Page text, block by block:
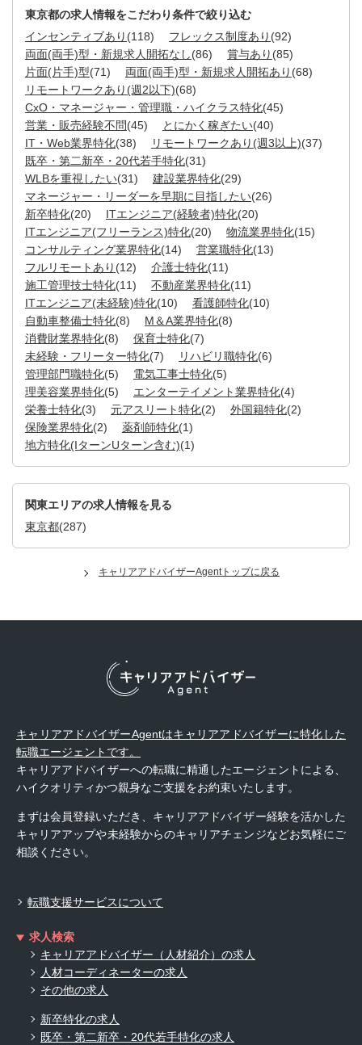
東京都の求人情報をこだわり条件で絞り込む
インセンティブあり (118) フレックス制度あり (92)
両面(両手)型・新規求人開拓なし(86) 賞与あり (85)
片面(片手)型(71) 両面(両手)型・新規求人開拓あり (68)
リモートワークあり(週2以下)(68)
CxO・マネージャー・管理職・ハイクラス特化(45)
営業・販売経験不問(45) とにかく稼ぎたい(40)
IT・Web業界特化(38) リモートワークあり(週3以上)(37)
既卒・第二新卒・20代若手特化(31)
WLBを重視したい(31) 建設業界特化(29)
マネージャー・リーダーを早期に目指したい(26)
新卒特化(20) ITエンジニア(経験者)特化(20)
ITエンジニア(フリーランス)特化(20) 物流業界特化(15)
コンサルティング業界特化(14) 営業職特化(13)
フルリモートあり (12) 介護士特化(11)
施工管理技士特化(11) 不動産業界特化(11)
ITエンジニア(未経験)特化(10) 看護師特化(10)
自動車整備士特化(8) M＆A業界特化(8)
消費財業界特化(8) 保育士特化(7)
未経験・フリーター特化(7) リハビリ職特化(6)
管理部門職特化(5) 電気工事士特化(5)
理美容業界特化(5) エンターテイメント業界特化(4)
栄養士特化(3) 元アスリート特化(2) 外国籍特化(2)
保険業界特化(2) 薬剤師特化(1)
地方特化(IターンUターン含む)(1)
関東エリアの求人情報を見る
東京都(287)
キャリアアドバイザーAgentトップに戻る
キャリアアドバイザーAgentはキャリアアドバイザーに特化した
転職エージェントです。
キャリアアドバイザーへの転職に精通したエージェントによる、
ハイクオリティかつ親身なご支援をお約束いたします。
まずは会員登録いただき、キャリアアドバイザー経験を活かした
キャリアアップや未経験からのキャリアチェンジなどお気軽にご
相談ください。
転職支援サービスについて
求人検索
キャリアアドバイザー（人材紹介）の求人
人材コーディネーターの求人
その他の求人
新卒特化の求人
既卒・第二新卒・20代若手特化の求人